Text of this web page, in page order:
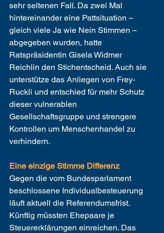
sehr seltenen Fall. Da zwei Mal
hintereinander eine Pattsituation –
gleich viele Ja wie Nein Stimmen –
abgegeben wurden, hatte
Ratspräsidentin Gisela Widmer
Reichlin den Stichentscheid. Auch sie
unterstütze das Anliegen von Frey-
Ruckli und entschied für mehr Schutz
dieser vulnerablen
Gesellschaftsgruppe und strengere
Kontrollen um Menschenhandel zu
verhindern.
Eine einzige Stimme Differenz
Gegen die vom Bundesparlament
beschlossene Individualbesteuerung
läuft aktuell die Referendumsfrist.
Künftig müssten Ehepaare je
Steuererklärungen einreichen. Das